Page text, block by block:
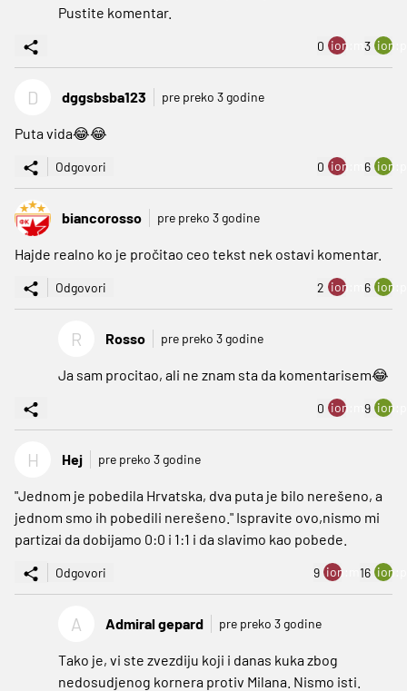
Pustite komentar.
0 ion:minus
3
D dggsbsba123 pre preko 3 godine
Puta vida😂😂
Odgovori 0 ion:minus
6
biancorosso pre preko 3 godine
Hajde realno ko je pročitao ceo tekst nek ostavi komentar.
Odgovori 2 ion:minus
6
R Rosso pre preko 3 godine
Ja sam procitao, ali ne znam sta da komentarisem😂
0 ion:minus
9
H Hej pre preko 3 godine
"Jednom je pobedila Hrvatska, dva puta je bilo nerešeno, a
jednom smo ih pobedili nerešeno." Ispravite ovo,nismo mi
partizai da dobijamo 0:0 i 1:1 i da slavimo kao pobede.
Odgovori 9 ion:minus
16
A Admiral gepard pre preko 3 godine
Tako je, vi ste zvezdiju koji i danas kuka zbog
nedosudjenog kornera protiv Milana. Nismo isti.